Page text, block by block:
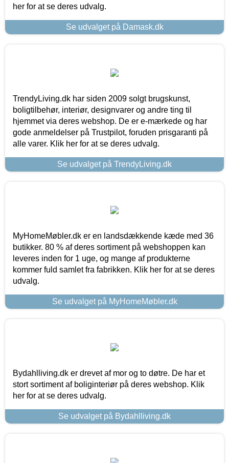
her for at se deres udvalg.
Se udvalget på Damask.dk
TrendyLiving.dk har siden 2009 solgt brugskunst,
boligtilbehør, interiør, designvarer og andre ting til
hjemmet via deres webshop. De er e-mærkede og har
gode anmeldelser på Trustpilot, foruden prisgaranti på
alle varer. Klik her for at se deres udvalg.
Se udvalget på TrendyLiving.dk
MyHomeMøbler.dk er en landsdækkende kæde med 36
butikker. 80 % af deres sortiment på webshoppen kan
leveres inden for 1 uge, og mange af produkterne
kommer fuld samlet fra fabrikken. Klik her for at se deres
udvalg.
Se udvalget på MyHomeMøbler.dk
Bydahlliving.dk er drevet af mor og to døtre. De har et
stort sortiment af boliginteriør på deres webshop. Klik
her for at se deres udvalg.
Se udvalget på Bydahlliving.dk